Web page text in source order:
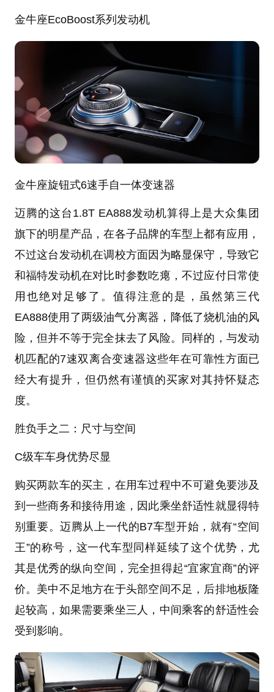
金牛座EcoBoost系列发动机
金牛座旋钮式6速手自一体变速器
迈腾的这台1.8T EA888发动机算得上是大众集团
旗下的明星产品，在各子品牌的车型上都有应用，
不过这台发动机在调校方面因为略显保守，导致它
和福特发动机在对比时参数吃瘪，不过应付日常使
用也绝对足够了。值得注意的是，虽然第三代
EA888使用了两级油气分离器，降低了烧机油的风
险，但并不等于完全抹去了风险。同样的，与发动
机匹配的7速双离合变速器这些年在可靠性方面已
经大有提升，但仍然有谨慎的买家对其持怀疑态
度。
胜负手之二：尺寸与空间
C级车车身优势尽显
购买两款车的买主，在用车过程中不可避免要涉及
到一些商务和接待用途，因此乘坐舒适性就显得特
别重要。迈腾从上一代的B7车型开始，就有“空间
王”的称号，这一代车型同样延续了这个优势，尤
其是优秀的纵向空间，完全担得起“宜家宜商”的评
价。美中不足地方在于头部空间不足，后排地板隆
起较高，如果需要乘坐三人，中间乘客的舒适性会
受到影响。